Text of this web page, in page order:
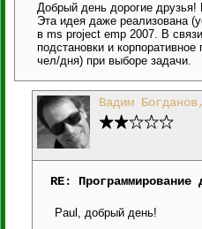
Добрый день дорогие
Эта идея даже реализована
в ms project emp 2007. В
подстановки и
чел/дня) при выборе задачи.
Вадим
RE:
Paul, добрый день!